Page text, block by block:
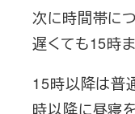
次に時間帯に
遅くても15時
15時以降は普
時以降に昼寝